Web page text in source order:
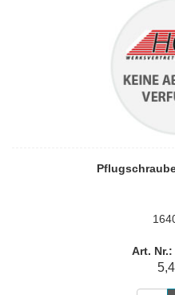
Art. Nr.: